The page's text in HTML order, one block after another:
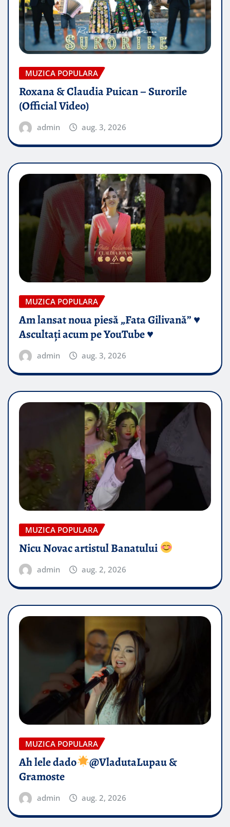
MUZICA POPULARA
Roxana & Claudia Puican – Surorile
(Official Video)
admin aug. 3, 2026
MUZICA POPULARA
Am lansat noua piesă „Fata Gilivană” ♥️
Ascultați acum pe YouTube ♥️
admin aug. 3, 2026
MUZICA POPULARA
Nicu Novac artistul Banatului
admin aug. 2, 2026
MUZICA POPULARA
Ah lele dado​
@VladutaLupau &
Gramoste
admin aug. 2, 2026